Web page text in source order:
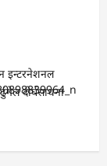
इन्टरनेशनल
दीर्घसाधना